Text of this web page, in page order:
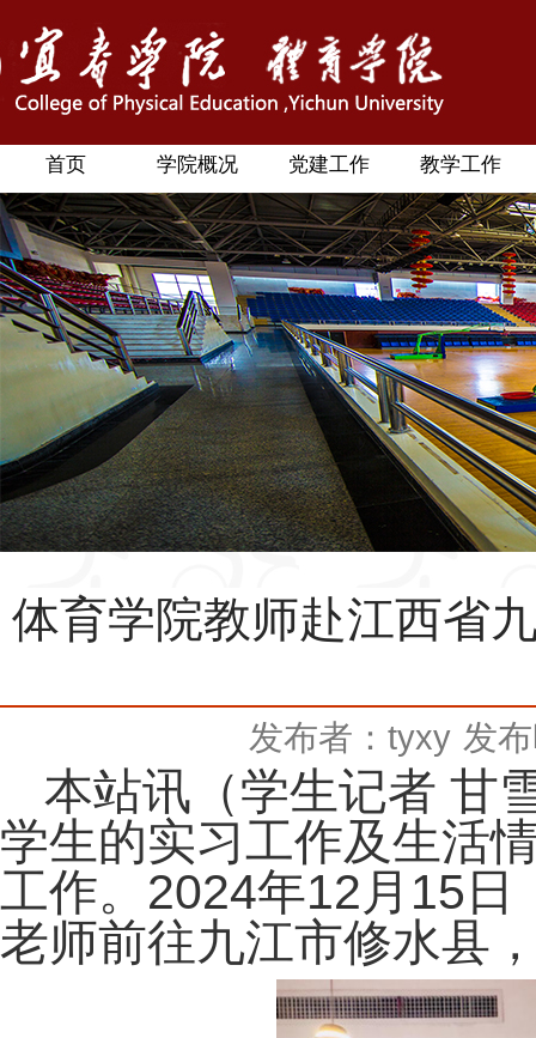
首页 学院概况 党建工作 教学工作
体育学院教师赴江西省
发布者：tyxy 发
本站讯（学生记者 甘
学生的实习工作及生活
工作。 2024年12月 15 日
老师前往九江市修水县